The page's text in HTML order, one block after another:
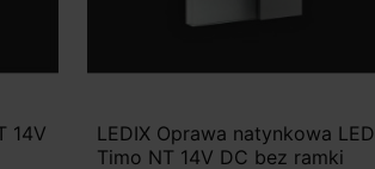
14V
LEDIX Oprawa natynkowa LED
Timo NT 14V DC bez ramki